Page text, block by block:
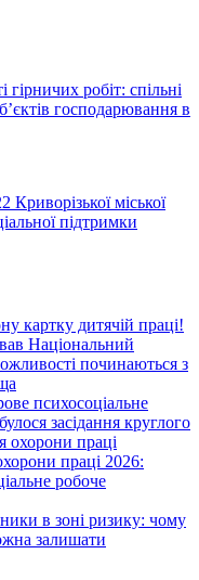
робіт: спільні
господарювання в
міської
підтримки
картку дитячій праці!
Національний
починаються з
психосоціальне
засідання круглого
охорони праці
праці 2026:
робоче
в зоні ризику: чому
залишати